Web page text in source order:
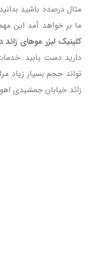
مثال درصدد باشید
ما بر خواهد آمد این
کلینیک لیزر موهای
دارید دست یابید.
تواند حجم بسیار زیاد
زائد خیابان جمشیدی